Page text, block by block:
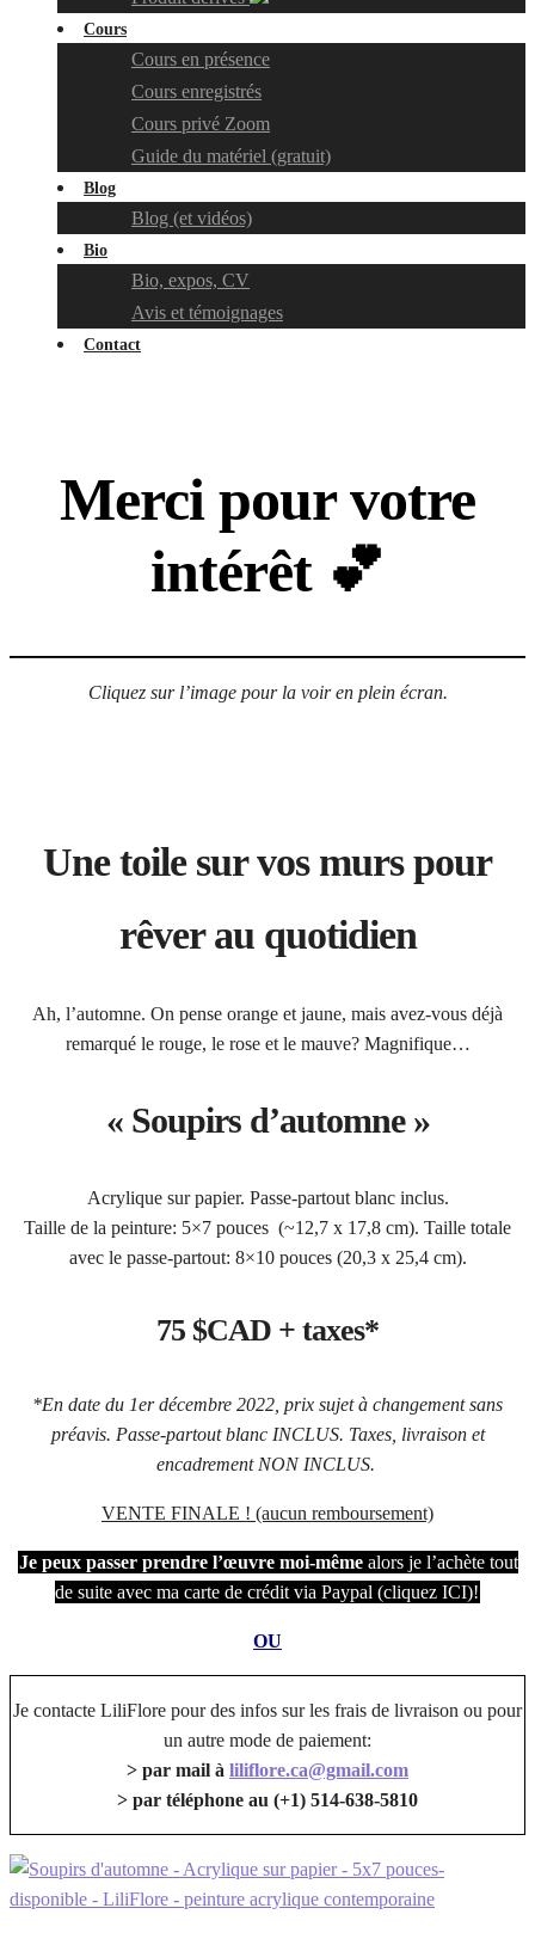
Cours
Cours en présence
Cours enregistrés
Cours privé Zoom
Guide du matériel (gratuit)
Blog
Blog (et vidéos)
Bio
Bio, expos, CV
Avis et témoignages
Contact
Merci pour votre
intérêt 💕
Cliquez sur l’image pour la voir en plein écran.
Une toile sur vos murs pour
rêver au quotidien
Ah, l’automne. On pense orange et jaune, mais avez-vous déjà
remarqué le rouge, le rose et le mauve? Magnifique…
« Soupirs d’automne »
Acrylique sur papier. Passe-partout blanc inclus.
Taille de la peinture: 5×7 pouces (~12,7 x 17,8 cm). Taille totale
avec le passe-partout: 8×10 pouces (20,3 x 25,4 cm).
75 $CAD + taxes*
*En date du 1er décembre 2022, prix sujet à changement sans
préavis. Passe-partout blanc INCLUS. Taxes, livraison et
encadrement NON INCLUS.
VENTE FINALE ! (aucun remboursement)
Je peux passer prendre l’œuvre moi-mêmealors je l’achète tout
de suite avec ma carte de crédit via Paypal (cliquez ICI)!
OU
Je contacte LiliFlore pour des infos sur les frais de livraison ou pour
un autre mode de paiement:
> par mail à liliflore.ca@gmail.com
> par téléphone au (+1) 514-638-5810